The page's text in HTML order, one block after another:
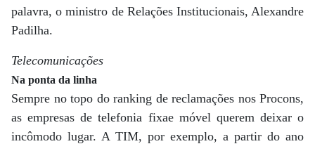
palavra, o ministro de Relações Institucionais, Alexandre
Padilha.
Telecomunicações
Na ponta da linha
Sempre no topo do ranking de reclamações nos Procons,
as empresas de telefonia fixae móvel querem deixar o
incômodo lugar. A TIM, por exemplo, a partir do ano